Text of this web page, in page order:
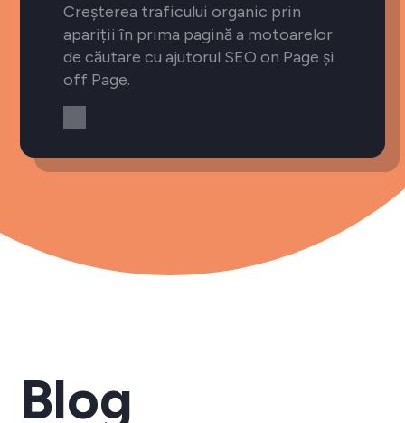
Creșterea traficului organic prin
apariții în prima pagină a motoarelor
de căutare cu ajutorul SEO on Page și
off Page.
Blog